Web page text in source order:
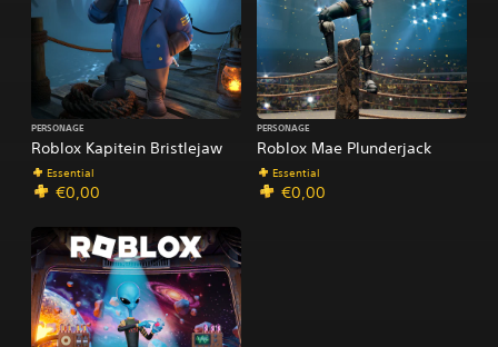
Roblox Kapitein Bristlejaw
PERSONAGE
Essential
€0,00
Roblox Mae Plunderjack
PERSONAGE
Essential
€0,00